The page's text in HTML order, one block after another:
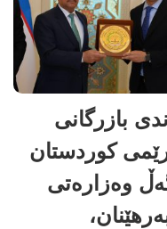
بازرگانی
کوردستان
وەزارەتی